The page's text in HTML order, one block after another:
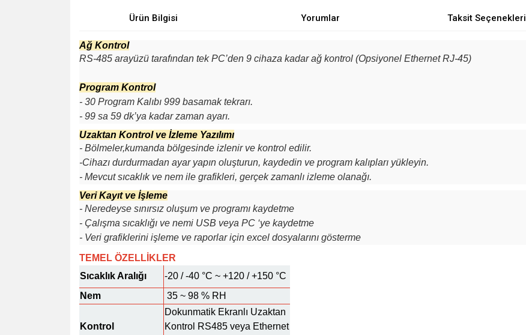
Ürün Bilgisi Yorumlar Taksit Seçenekleri
Ağ Kontrol
RS-485 arayüzü tarafından tek PC’den 9 cihaza kadar ağ kontrol (Opsiyonel Ethernet RJ-45)
Program Kontrol
- 30 Program Kalıbı 999 basamak tekrarı.
- 99 sa 59 dk’ya kadar zaman ayarı.
Uzaktan Kontrol ve İzleme Yazılımı
- Bölmeler,kumanda bölgesinde izlenir ve kontrol edilir.
-Cihazı durdurmadan ayar yapın oluşturun, kaydedin ve program kalıpları yükleyin.
- Mevcut sıcaklık ve nem ile grafikleri, gerçek zamanlı izleme olanağı.
Veri Kayıt ve İşleme
- Neredeyse sınırsız oluşum ve programı kaydetme
- Çalışma sıcaklığı ve nemi USB veya PC ‘ye kaydetme
- Veri grafiklerini işleme ve raporlar için excel dosyalarını gösterme
TEMEL ÖZELLİKLER
Sıcaklık Aralığı
-20 / -40 °C ~ +120 / +150 °C
Nem
35 ~ 98 % RH
Kontrol
Dokunmatik Ekranlı Uzaktan
Kontrol RS485 veya Ethernet